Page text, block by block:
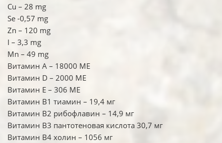
Cu – 28 mg
Se -0,57 mg
Zn – 120 mg
I – 3,3 mg
Mn – 49 mg
Витамин А – 18000 МЕ
Витамин D – 2000 МЕ
Витамин Е – 306 МЕ
Витамин В1 тиамин – 19,4 мг
Витамин В2 рибофлавин – 14,9 мг
Витамин В3 пантотеновая кислота 30,7 мг
Витамин В4 холин – 1056 мг